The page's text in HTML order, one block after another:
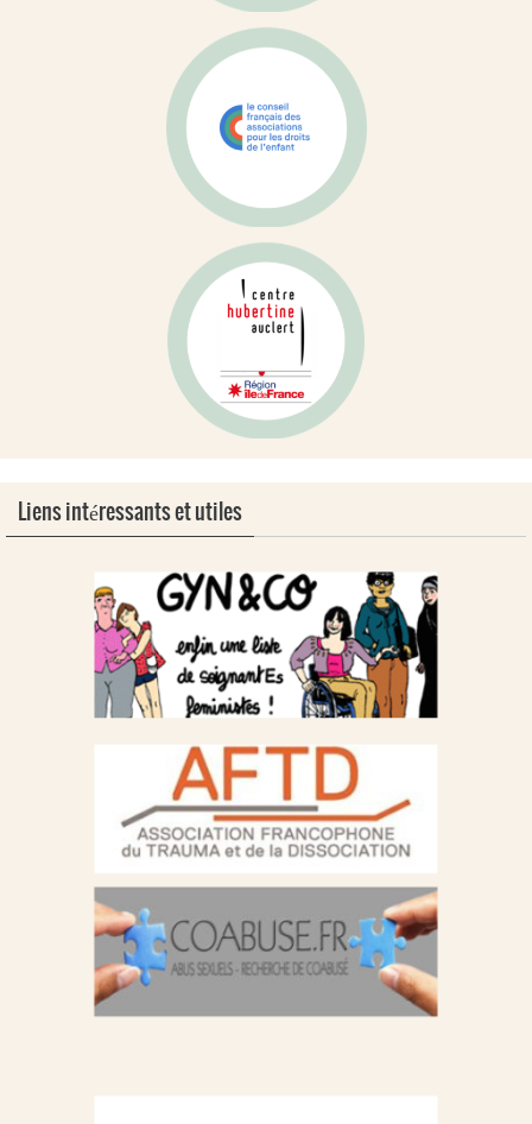
Liens intéressants et utiles